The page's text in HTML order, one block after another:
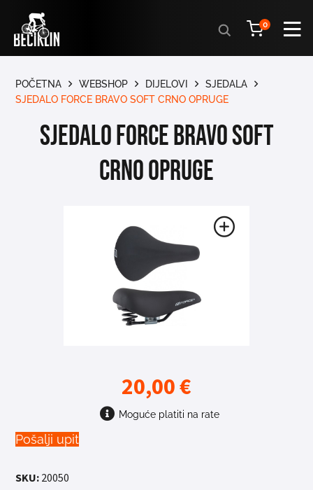
Products
search
0
POČETNA WEBSHOP DIJELOVI
SJEDALA
SJEDALO FORCE BRAVO SOFT CRNO OPRUGE
SJEDALO FORCE BRAVO SOFT
CRNO OPRUGE
20,00€
Moguće platiti na rate
Pošalji upit
SKU:20050